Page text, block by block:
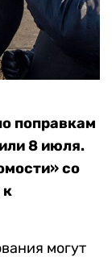
поправкам
8 июля.
со
к
могут